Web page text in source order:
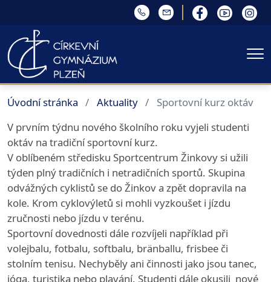
Úvodní stránka Aktuality
Sportovní kurz oktáv
V prvním týdnu nového školního roku vyjeli studenti
oktáv na tradiční sportovní kurz.
V oblíbeném středisku Sportcentrum Žinkovy si užili
týden plný tradičních i netradičních sportů. Skupina
odvážných cyklistů se do Žinkov a zpět dopravila na
kole. Krom cyklovýletů si mohli vyzkoušet i jízdu
zručnosti nebo jízdu v terénu.
Sportovní dovednosti dále rozvíjeli například při
volejbalu, fotbalu, softbalu, bränballu, frisbee či
stolním tenisu. Nechyběly ani činnosti jako jsou tanec,
jóga, turistika nebo plavání. Studenti dále okusili nové